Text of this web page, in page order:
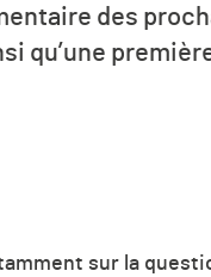
des
qu’une
sur la